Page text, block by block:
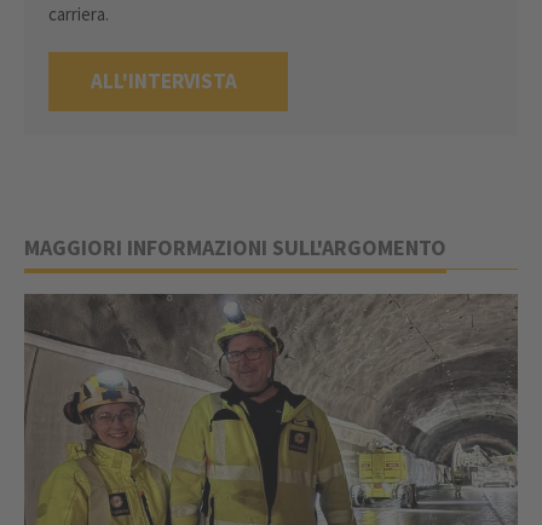
carriera.
ALL'INTERVISTA
MAGGIORI INFORMAZIONI SULL'ARGOMENTO